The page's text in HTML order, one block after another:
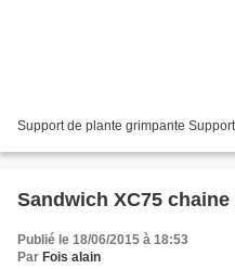
Support de plante grimpante
Sandwich XC75
Publié le 18/06/2015 à 18:53
Par Fois alain